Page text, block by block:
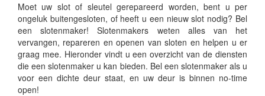
Moet uw slot of sleutel gerepareerd worden, bent u per
ongeluk buitengesloten, of heeft u een nieuw slot nodig? Bel
een slotenmaker! Slotenmakers weten alles van het
vervangen, repareren en openen van sloten en helpen u er
graag mee. Hieronder vindt u een overzicht van de diensten
die een slotenmaker u kan bieden. Bel een slotenmaker als u
voor een dichte deur staat, en uw deur is binnen no-time
open!